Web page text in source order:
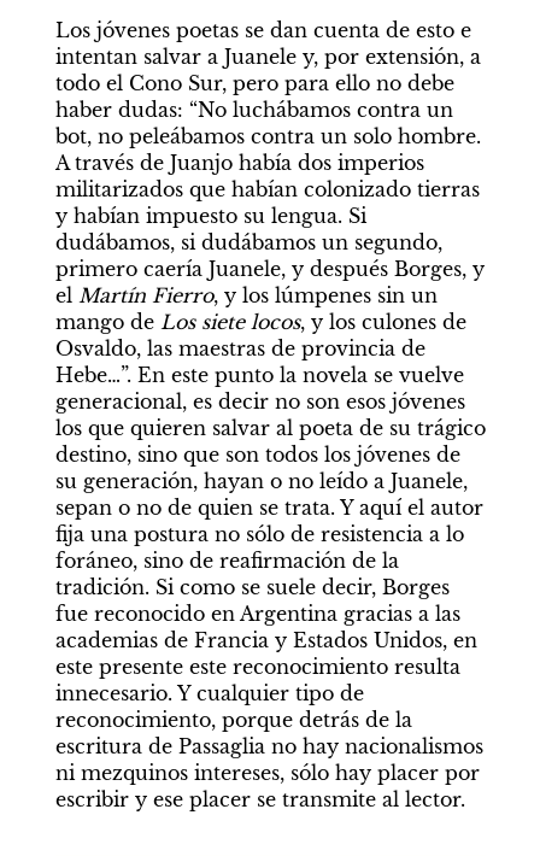
Los jóvenes poetas se dan cuenta de esto e
intentan salvar a Juanele y, por extensión, a
todo el Cono Sur, pero para ello no debe
haber dudas: “No luchábamos contra un
bot, no peleábamos contra un solo hombre.
A través de Juanjo había dos imperios
militarizados que habían colonizado tierras
y habían impuesto su lengua. Si
dudábamos, si dudábamos un segundo,
primero caería Juanele, y después Borges, y
el Martín Fierro, y los lúmpenes sin un
mango de Los siete locos, y los culones de
Osvaldo, las maestras de provincia de
Hebe…”. En este punto la novela se vuelve
generacional, es decir no son esos jóvenes
los que quieren salvar al poeta de su trágico
destino, sino que son todos los jóvenes de
su generación, hayan o no leído a Juanele,
sepan o no de quien se trata. Y aquí el autor
fija una postura no sólo de resistencia a lo
foráneo, sino de reafirmación de la
tradición. Si como se suele decir, Borges
fue reconocido en Argentina gracias a las
academias de Francia y Estados Unidos, en
este presente este reconocimiento resulta
innecesario. Y cualquier tipo de
reconocimiento, porque detrás de la
escritura de Passaglia no hay nacionalismos
ni mezquinos intereses, sólo hay placer por
escribir y ese placer se transmite al lector.